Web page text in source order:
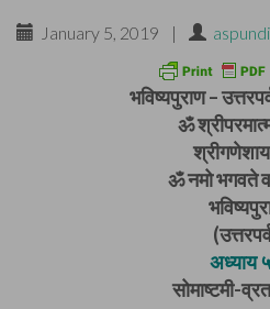
January 5, 2019 |
भविष्यपुराण –
ॐ
ॐ नमो भगवते
अध्याय
सोमाष्टमी-